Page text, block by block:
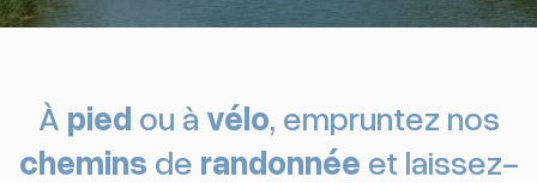
À pied ou à vélo, empruntez nos
chemins de randonnée et laissez-